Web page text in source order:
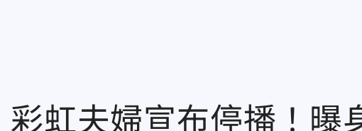
彩虹夫婦宣布停播！